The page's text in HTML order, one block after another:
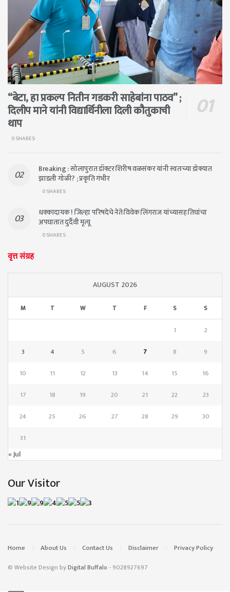
“बेटा, हा प्रकल्प नितीन गडकरी साहेबांना पाठव” ;
दिलीप माने यांनी विद्यार्थिनीला दिली कौतुकाची
थाप
0 SHARES
Breaking : सोलापुरात डॉक्टर शिरीष वळसंकर यांनी स्वतःच्या डोक्यात
झाडली गोळी? ; प्रकृति गंभीर
0 SHARES
धक्कादायक ! जिल्हा परिषदेचे नेते विवेक लिंगराज यांच्यासह तिघांचा
अपघातात दुर्दैवी मृत्यू
0 SHARES
वृत्त संग्रह
AUGUST 2026
M T W T F S S
1
2
3
4 5 6 7 8
9
10
11 12 13 14 15
16
17
18 19 20 21 22
23
24
25 26 27 28 29
30
31
« Jul
Our Visitor
Home About Us Contact Us Disclaimer Privacy Policy
© Website Design byDigital Buffalo - 9028927697